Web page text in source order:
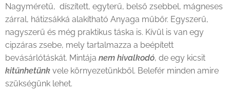
Nagyméretű, díszített, egyterű, belső zsebbel, mágneses
zárral, hátizsákká alakítható Anyaga műbőr. Egyszerű,
nagyszerű és még praktikus táska is. Kívül is van egy
cipzáras zsebe, mely tartalmazza a beépített
bevásárlótáskát. Mintája nem hivalkodó, de egy kicsit
kitűnhetünk vele környezetünkből. Belefér minden amire
szükségünk lehet.